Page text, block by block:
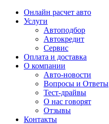
Skip
Онлайн расчет авто
Услуги
Автоподбор
Автокредит
Сервис
Оплата и доставка
О компании
Авто-новости
Вопросы и Ответы
Тест-драйвы
О нас говорят
Отзывы
Контакты